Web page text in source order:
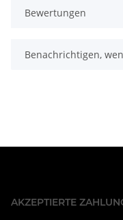
Bewertungen
Benachrichtigen,
AKZEPTIERTE